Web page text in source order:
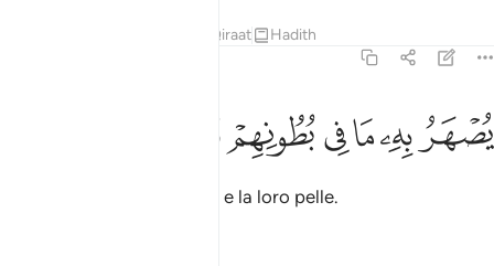
Qiraat Hadith
يصهر به ما في بطونهم والجلود ٢٠
يُصْهَرُ بِهِۦ مَا فِى بُطُونِهِمْ وَٱلْجُلُودُ ٢٠
ﲣﲤﲥﲦﲧﲨ
che fonderà le loro viscere e la loro pelle.